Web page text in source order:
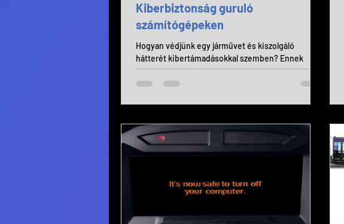
Kiberbiztonság guruló
számítógépeken
Hogyan védjünk egy járművet és kiszolgáló
hátterét kibertámadásokkal szemben? Ennek
szükségességét írja elő a 2024. július 1-től az R155.